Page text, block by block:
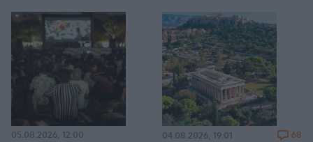
05.08.2026, 12:00 04.08.2026, 19:01 68